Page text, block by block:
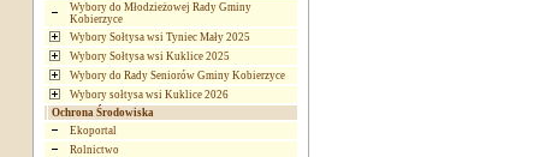
Wybory do Młodzieżowej Rady Gminy
Kobierzyce
Wybory Sołtysa wsi Tyniec Mały 2025
Wybory Sołtysa wsi Kuklice 2025
Wybory do Rady Seniorów Gminy Kobierzyce
Wybory sołtysa wsi Kuklice 2026
Ochrona Środowiska
Ekoportal
Rolnictwo